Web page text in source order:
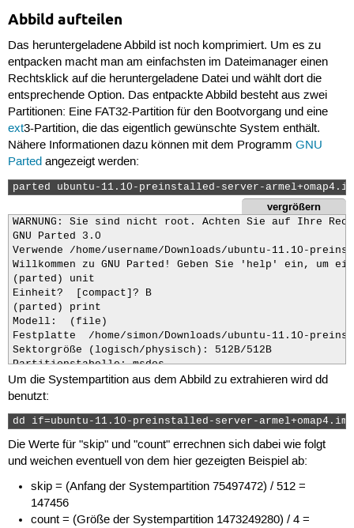
Abbild aufteilen
Das heruntergeladene Abbild ist noch komprimiert. Um es zu
entpacken macht man am einfachsten im Dateimanager einen
Rechtsklick auf die heruntergeladene Datei und wählt dort die
entsprechende Option. Das entpackte Abbild besteht aus zwei
Partitionen: Eine FAT32-Partition für den Bootvorgang und eine
ext3-Partition, die das eigentlich gewünschte System enthält.
Nähere Informationen dazu können mit dem Programm GNU
Partedangezeigt werden:
parted ubuntu-11.10-preinstalled-server-
vergrößern
WARNUNG: Sie sind nicht root. Achten Sie auf Ihre
GNU Parted 3.0
Verwende /home/username/Downloads/ubuntu-11.10-
Willkommen zu GNU Parted! Geben Sie 'help' ein, um eine
(parted)
Einheit?
(parted)
Modell:  (file)
Festplatte  /home/simon/Downloads/ubuntu-11.10-preinstalled-
Sektorgröße (logisch/physisch): 512B/512B
Partitionstabelle: msdos
Nummer  Anfang     Ende         Größe        Typ
2      75497472B  1548746751B  1473249280B  primary
(parted) quit
Um die Systempartition aus dem Abbild zu extrahieren wird dd
benutzt:
dd if=ubuntu-11.10-preinstalled-server-
Die Werte für "skip" und "count" errechnen sich dabei wie folgt
und weichen eventuell von dem hier gezeigten Beispiel ab:
skip = (Anfang der Systempartition 75497472) / 512 =
147456
count = (Größe der Systempartition 1473249280) / 4 =